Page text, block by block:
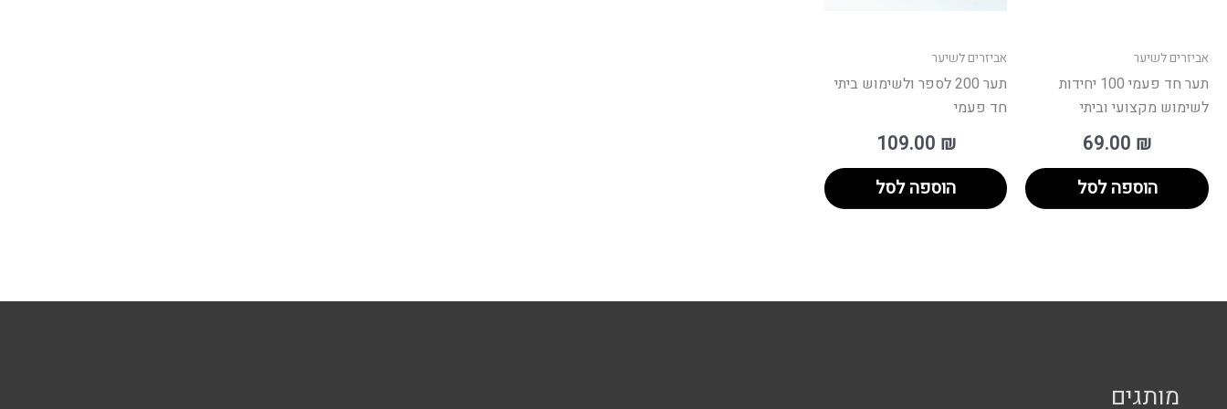
אביזרים לשיער
תער חד פעמי 100 יחידות
לשימוש מקצועי וביתי
69.00 ₪
הוספה לסל
אביזרים לשיער
תער 200 לספר ולשימוש ביתי
חד פעמי
109.00 ₪
הוספה לסל
מותגים